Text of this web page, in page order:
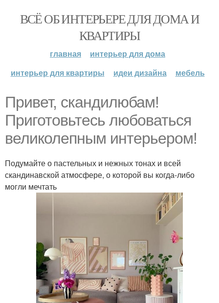
ВСЁ ОБ ИНТЕРЬЕРЕ ДЛЯ ДОМА И
КВАРТИРЫ
главная
интерьер для дома
интерьер для квартиры
идеи дизайна мебель
Привет, скандилюбам!
Приготовьтесь любоваться
великолепным интерьером!
Подумайте о пастельных и нежных тонах и всей
скандинавской атмосфере, о которой вы когда-либо
могли мечтать